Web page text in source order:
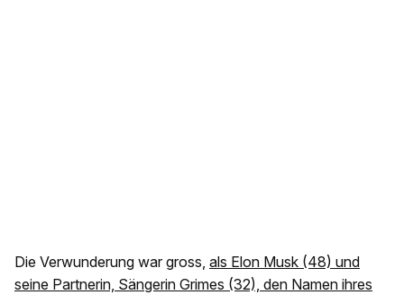
Die Verwunderung war gross, als Elon Musk (48) und
seine Partnerin, Sängerin Grimes (32), den Namen ihres